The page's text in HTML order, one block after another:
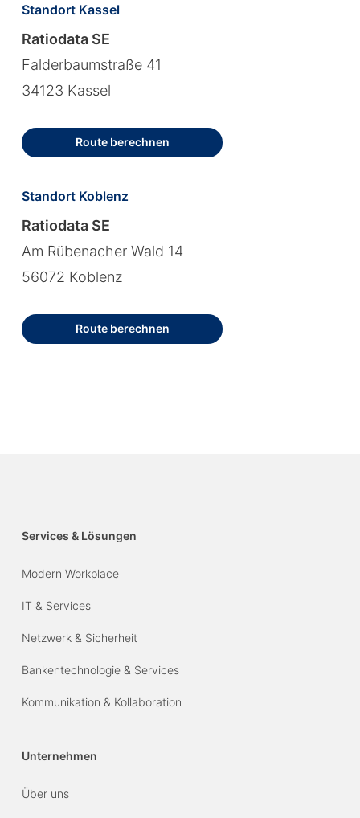
Standort Kassel
Ratiodata SE
Falderbaumstraße 41
34123 Kassel
Route berechnen
Standort Koblenz
Ratiodata SE
Am Rübenacher Wald 14
56072 Koblenz
Route berechnen
Services & Lösungen
Modern Workplace
IT & Services
Netzwerk & Sicherheit
Bankentechnologie & Services
Kommunikation & Kollaboration
Unternehmen
Über uns